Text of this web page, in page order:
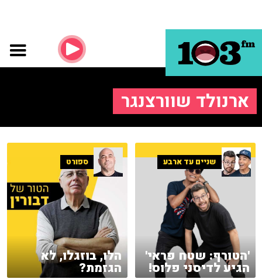
ארנולד שוורצנגר
שניים עד ארבע
'הטורף: שטח פראי'
הגיע לדיסני פלוס!
ספורט
הלו, בוזגלו, לא
הגזמת?